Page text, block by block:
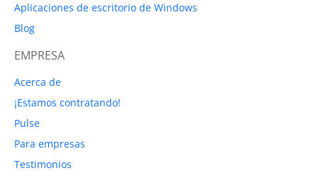
Aplicaciones de escritorio de Windows
Blog
EMPRESA
Acerca de
¡Estamos contratando!
Pulse
Para empresas
Testimonios